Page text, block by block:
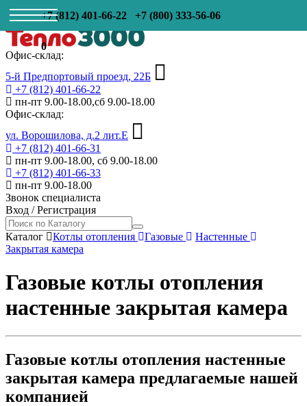
+7 (812) 401-66-22 +7 (800) 333-56-06
0
Офис-склад:
5-й Предпортовый проезд, 22Б
+7 (812) 401-66-22
пн-пт 9.00-18.00,сб 9.00-18.00
Офис-склад:
ул. Ворошилова, д.2 лит.Е
+7 (812) 401-66-31
пн-пт 9.00-18.00, сб 9.00-18.00
+7 (812) 401-66-33
пн-пт 9.00-18.00
Звонок специалиста
Вход /Регистрация
Каталог Котлы отопления Газовые
Настенные
Закрытая камера
Газовые котлы отопления
настенные закрытая камера
Газовые котлы отопления настенные
закрытая камера предлагаемые нашей
компанией